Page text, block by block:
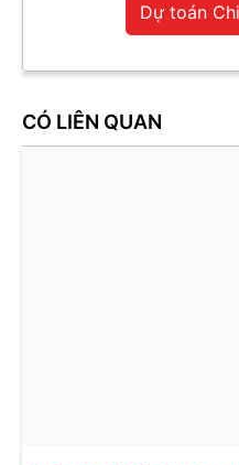
Dự toán
CÓ LIÊN QUAN